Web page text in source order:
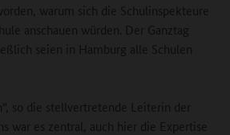
warum sich die Schulinspekteure
anschauen würden. Der Ganztag
seien in Hamburg alle Schulen
so die stellvertretende Leiterin der
war es zentral, auch hier die Expertise